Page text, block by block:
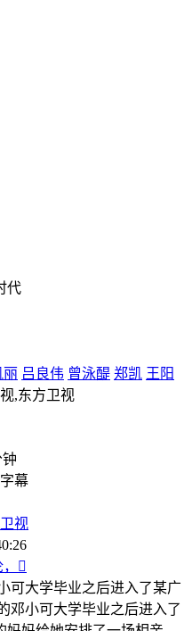
代
丽 吕良伟 曾泳醍 郑凯 王阳
,东方卫视
幕
视

可大学毕业之后进入了某广
邓小可大学毕业之后进入了